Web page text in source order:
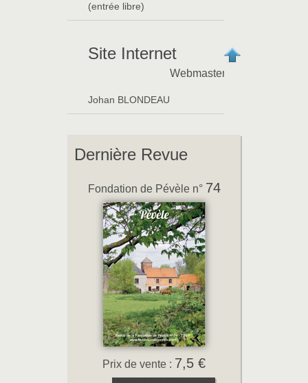
(entrée libre)
Site Internet
Webmaster
Johan BLONDEAU
Dernière Revue
Fondation de Pévèle n° 74
Prix de vente : 7,5 €